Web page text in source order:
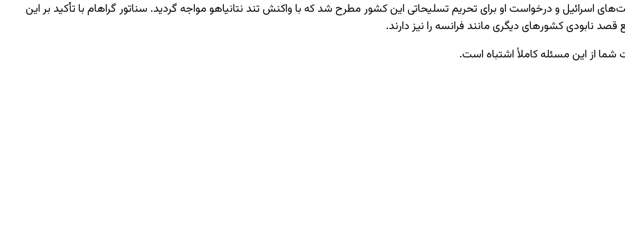
اسرائیل و درخواست او برای تحریم تسلیحاتی این کشور مطرح شد که با واکنش تند نتانیاهو مواجه گردید. سناتور گراهام با تأکید بر این
نابودی کشورهای دیگری مانند فرانسه را نیز دارند.
از این مسئله کاملاً اشتباه است.